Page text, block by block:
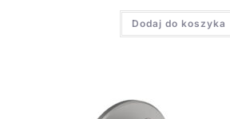
Dodaj do koszyka